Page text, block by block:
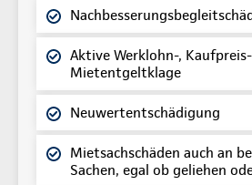
Aktive Werklohn-,
Mietentgeltklage
Neuwertentschädigung
Mietsachschäden auch an
Sachen, egal ob geliehen